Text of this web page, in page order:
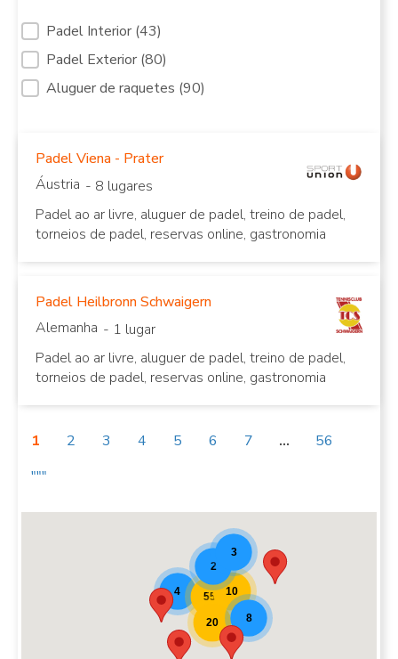
Serviços de filtragem Tribunais de Padel
Padel Interior (43)
Padel Exterior (80)
Aluguer de raquetes (90)
Padel Viena - Prater
Áustria - 8 lugares
Padel ao ar livre, aluguer de padel, treino de padel,
torneios de padel, reservas online, gastronomia
Padel Heilbronn Schwaigern
Alemanha - 1 lugar
Padel ao ar livre, aluguer de padel, treino de padel,
torneios de padel, reservas online, gastronomia
1 2 3 4 5 6 7 ...
56
"""
Mapa de Padel Teaser [20]
4 55 10
20
2
8
3
Tribunais de Padel